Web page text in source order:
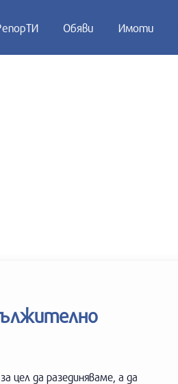
Обяви Имоти
цел да разединяваме, а да